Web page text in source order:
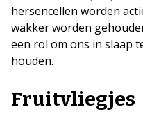
hersencellen worden
wakker worden
een rol om ons in slaap
houden.
Fruitvliegjes